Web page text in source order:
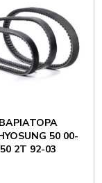
50 00-
2T 92-03